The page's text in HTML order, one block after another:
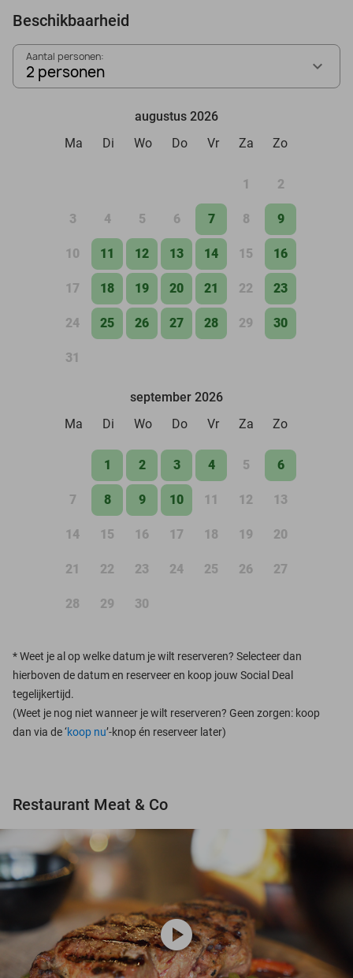
Beschikbaarheid
Aantal personen:
2 personen
augustus 2026
Ma
Di Wo Do Vr Za Zo
1 2
3 4 5 6 7 8 9
10 11 12 13 14 15 16
17 18 19 20 21 22 23
24 25 26 27 28 29 30
31
september 2026
Ma
Di Wo Do Vr Za Zo
1 2 3 4 5 6
7 8 9 10 11 12 13
14 15 16 17 18 19 20
21 22 23 24 25 26 27
28 29 30
*Weet je al op welke datum je wilt reserveren? Selecteer dan
hierboven de datum en reserveer en koop jouw Social Deal
tegelijkertijd.
(Weet je nog niet wanneer je wilt reserveren? Geen zorgen: koop
dan via de ‘koop nu’-knop én reserveer later)
Restaurant Meat & Co
play_circle